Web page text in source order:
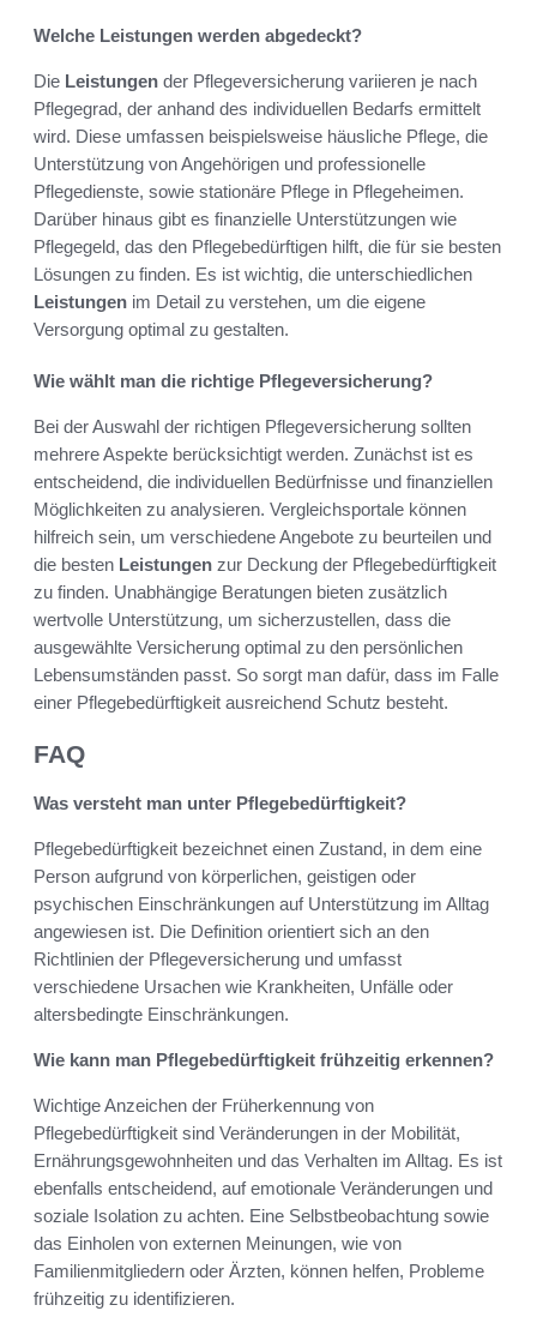
Welche Leistungen werden abgedeckt?
Die Leistungen der Pflegeversicherung variieren je nach
Pflegegrad, der anhand des individuellen Bedarfs ermittelt
wird. Diese umfassen beispielsweise häusliche Pflege, die
Unterstützung von Angehörigen und professionelle
Pflegedienste, sowie stationäre Pflege in Pflegeheimen.
Darüber hinaus gibt es finanzielle Unterstützungen wie
Pflegegeld, das den Pflegebedürftigen hilft, die für sie besten
Lösungen zu finden. Es ist wichtig, die unterschiedlichen
Leistungen im Detail zu verstehen, um die eigene
Versorgung optimal zu gestalten.
Wie wählt man die richtige Pflegeversicherung?
Bei der Auswahl der richtigen Pflegeversicherung sollten
mehrere Aspekte berücksichtigt werden. Zunächst ist es
entscheidend, die individuellen Bedürfnisse und finanziellen
Möglichkeiten zu analysieren. Vergleichsportale können
hilfreich sein, um verschiedene Angebote zu beurteilen und
die besten Leistungen zur Deckung der Pflegebedürftigkeit
zu finden. Unabhängige Beratungen bieten zusätzlich
wertvolle Unterstützung, um sicherzustellen, dass die
ausgewählte Versicherung optimal zu den persönlichen
Lebensumständen passt. So sorgt man dafür, dass im Falle
einer Pflegebedürftigkeit ausreichend Schutz besteht.
FAQ
Was versteht man unter Pflegebedürftigkeit?
Pflegebedürftigkeit bezeichnet einen Zustand, in dem eine
Person aufgrund von körperlichen, geistigen oder
psychischen Einschränkungen auf Unterstützung im Alltag
angewiesen ist. Die Definition orientiert sich an den
Richtlinien der Pflegeversicherung und umfasst
verschiedene Ursachen wie Krankheiten, Unfälle oder
altersbedingte Einschränkungen.
Wie kann man Pflegebedürftigkeit frühzeitig erkennen?
Wichtige Anzeichen der Früherkennung von
Pflegebedürftigkeit sind Veränderungen in der Mobilität,
Ernährungsgewohnheiten und das Verhalten im Alltag. Es ist
ebenfalls entscheidend, auf emotionale Veränderungen und
soziale Isolation zu achten. Eine Selbstbeobachtung sowie
das Einholen von externen Meinungen, wie von
Familienmitgliedern oder Ärzten, können helfen, Probleme
frühzeitig zu identifizieren.